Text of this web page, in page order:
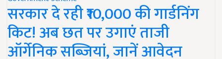
सरकार दे रही ₹10,000 की गार्डनिंग
किट! अब छत पर उगाएं ताजी
ऑर्गेनिक सब्जियां, जानें आवेदन